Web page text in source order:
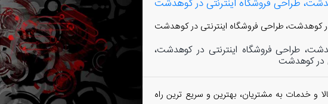
طراحی فروشگاه اینترنتی در کوهدشت
طراحی فروشگاه اینترنتی در کوهدشت
طراحی فروشگاه اینترنتی در کوهدشت،
در کوهدشت
و خدمات به مشتریان، بهترین و سریع ترین راه